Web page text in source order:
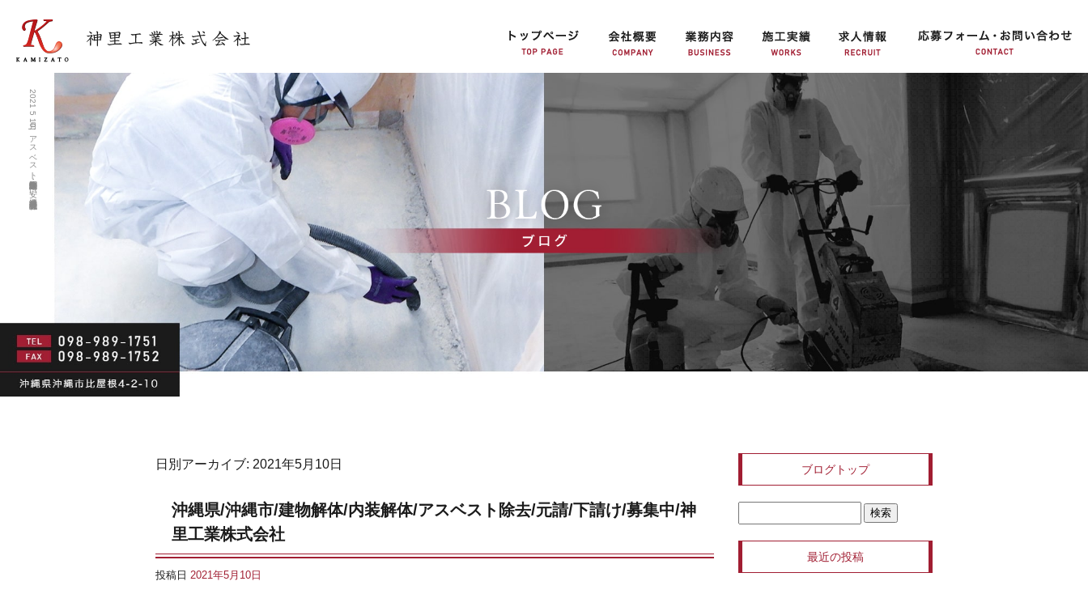
2021 5月 10|アスベスト除去調査・住宅解体工事が安い沖縄業者 神里工業株式会社
日別アーカイブ: 2021年5月10日
沖縄県/沖縄市/建物解体/内装解体/アスベスト除去/元請/下請け/募集中/神
里工業株式会社
投稿日 2021年5月10日
ブログトップ
最近の投稿